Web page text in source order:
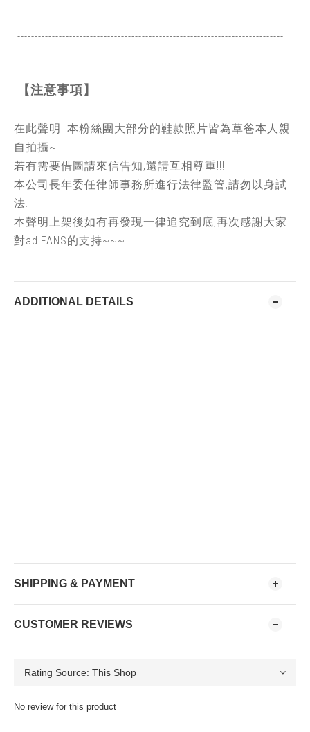
-----------------------------------------------------------------------------
【注意事項】
在此聲明! 本粉絲團大部分的鞋款照片皆為草爸本人親
自拍攝~
若有需要借圖請來信告知,還請互相尊重!!!
本公司長年委任律師事務所進行法律監管,請勿以身試
法.
本聲明上架後如有再發現一律追究到底,再次感謝大家
對adiFANS的支持~~~
ADDITIONAL DETAILS
SHIPPING & PAYMENT
CUSTOMER REVIEWS
No review for this product